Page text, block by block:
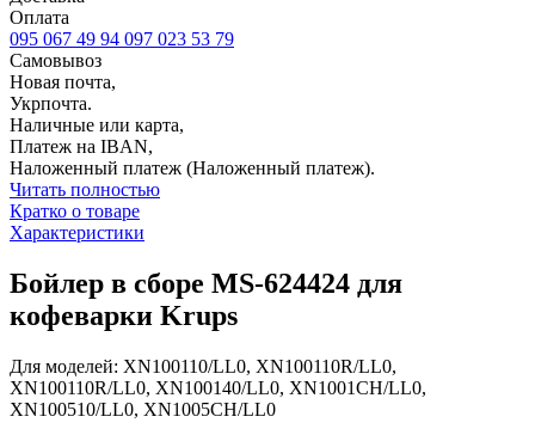
Оплата
095 067 49 94 097 023 53 79
Самовывоз
Новая почта,
Укрпочта.
Наличные или карта,
Платеж на IBAN,
Наложенный платеж (Наложенный платеж).
Читать полностью
Кратко о товаре
Характеристики
Бойлер в сборе MS-624424 для
кофеварки Krups
Для моделей: XN100110/LL0, XN100110R/LL0,
XN100110R/LL0, XN100140/LL0, XN1001CH/LL0,
XN100510/LL0, XN1005CH/LL0